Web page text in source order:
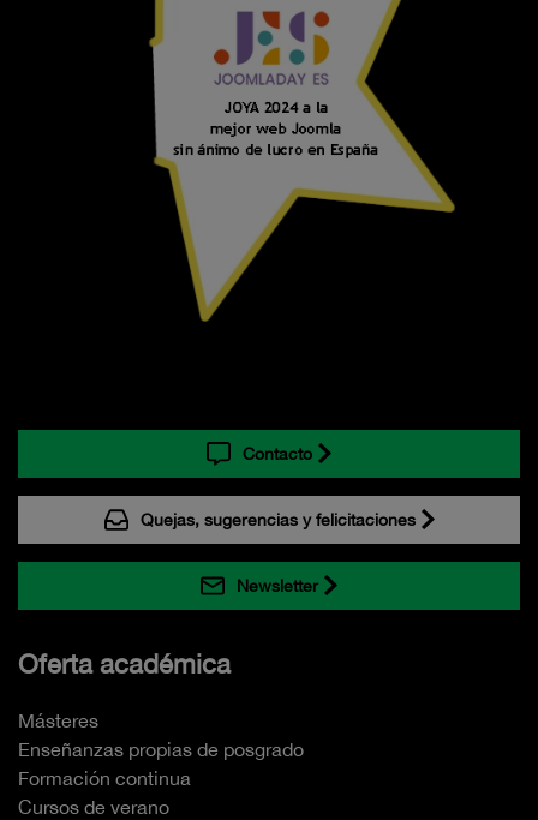
Contacto
Quejas, sugerencias y felicitaciones
Newsletter
Oferta académica
Másteres
Enseñanzas propias de posgrado
Formación continua
Cursos de verano